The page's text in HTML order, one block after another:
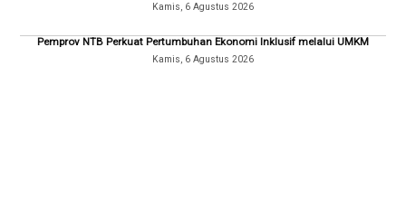
Kamis, 6 Agustus 2026
Pemprov NTB Perkuat Pertumbuhan Ekonomi Inklusif melalui UMKM
Kamis, 6 Agustus 2026